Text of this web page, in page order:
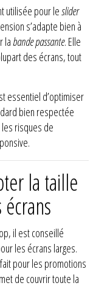
utilisée pour leslider
s’adapte bien à
la bande passante. Elle
des écrans, tout
essentiel d’optimiser
bien respectée
risques de
la taille
il est conseillé
les écrans larges.
pour les promotions
de couvrir toute la